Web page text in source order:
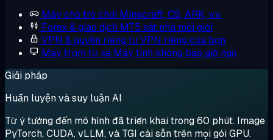
Máy chủ trò chơi Minecraft, CS, ARK, v.v.
Forex & giao dịch MT5 sát nhà môi giới
VPN & quyền riêng tưVPN riêng của bạn
Máy trạm từ xa Máy tính không bao giờ ngủ
Giải pháp
Huấn luyện và suy luận AI
Từ ý tưởng đến mô hình đã triển khai trong 60 phút. Image
PyTorch, CUDA, vLLM, và TGI cài sẵn trên mọi gói GPU.